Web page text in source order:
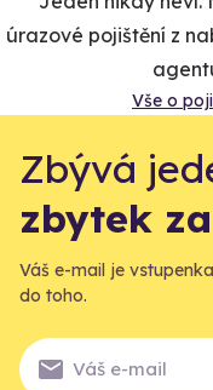
úrazové pojištění z
Vše o
Zbývá
zbytek
Váš e-mail je
do toho.